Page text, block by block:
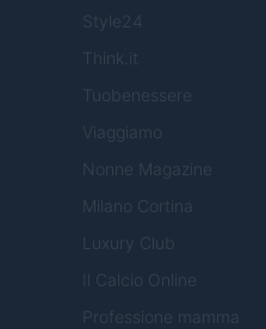
Style24
Think.it
Tuobenessere
Viaggiamo
Nonne Magazine
Milano Cortina
Luxury Club
Il Calcio Online
Professione mamma